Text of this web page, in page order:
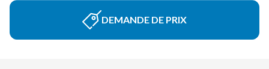
DEMANDE DE PRIX